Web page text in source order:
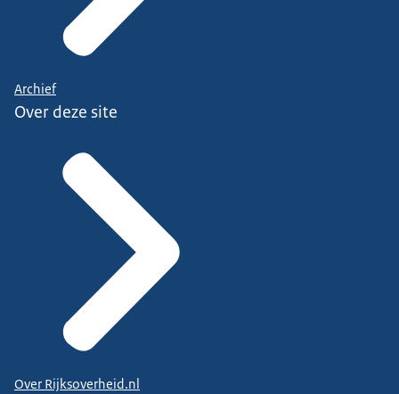
Archief
Over deze site
Over Rijksoverheid.nl